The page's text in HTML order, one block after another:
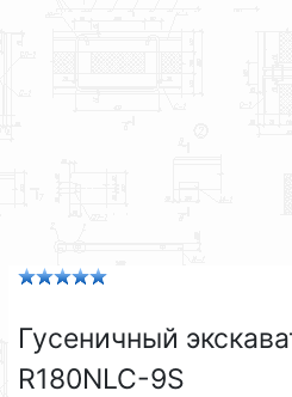
Гусеничный
R180NLC-9S